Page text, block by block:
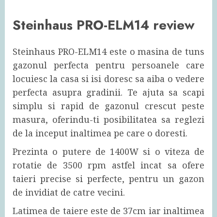
Steinhaus PRO-ELM14 review
Steinhaus PRO-ELM14 este o masina de tuns
gazonul perfecta pentru persoanele care
locuiesc la casa si isi doresc sa aiba o vedere
perfecta asupra gradinii. Te ajuta sa scapi
simplu si rapid de gazonul crescut peste
masura, oferindu-ti posibilitatea sa reglezi
de la inceput inaltimea pe care o doresti.
Prezinta o putere de 1400W si o viteza de
rotatie de 3500 rpm astfel incat sa ofere
taieri precise si perfecte, pentru un gazon
de invidiat de catre vecini.
Latimea de taiere este de 37cm iar inaltimea